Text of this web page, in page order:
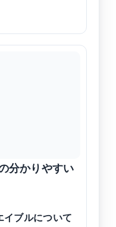
分かりやすい
イブルについて